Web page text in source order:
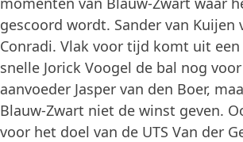
gescoord wordt. Sander van Kuijen
Conradi. Vlak voor tijd komt uit
snelle Jorick Voogel de bal nog
aanvoeder Jasper van den Boer,
Blauw-Zwart niet de winst geven.
voor het doel van de UTS Van der